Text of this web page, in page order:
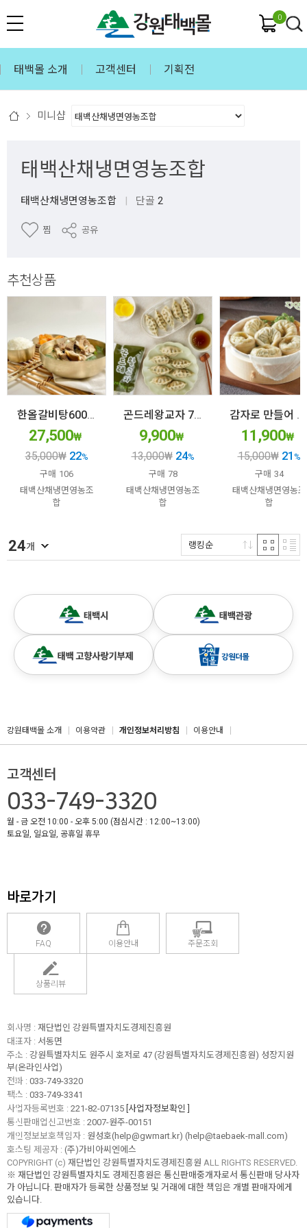
0
태백몰 소개 고객센터 기획전
미니샵
태백산채냉면영농조합
태백산채냉면영농조합 | 단골 2
찜 공유
추천상품
한올갈비탕600g*5팩
27,500₩
35,000₩ 22%
구매 106
태백산채냉면영농조
합
곤드레왕교자 700g
9,900₩
13,000₩ 24%
구매 78
태백산채냉면영농조
합
감자로 만들어 더욱 쫄깃하고 왕 큰 감자왕만두
11,900₩
15,000₩ 21 %
구매 34
태백산채냉면영농조
합
24개 랭킹순
강원태백몰 소개 이용약관 개인정보처리방침 이용안내
고객센터
033-749-3320
월 - 금 오전 10:00 - 오후 5:00 (점심시간 : 12:00~13:00)
토요일, 일요일, 공휴일 휴무
바로가기
FAQ 이용안내 주문조회
상품리뷰
회사명 : 재단법인 강원특별자치도경제진흥원
대표자 : 서동면
주소 : 강원특별자치도 원주시 호저로 47 (강원특별자치도경제진흥원) 성장지원
부(온라인사업)
전화 : 033-749-3320
팩스 : 033-749-3341
사업자등록번호 : 221-82-07135 [사업자정보확인 ]
통신판매업신고번호 : 2007-원주-00151
개인정보보호책임자 : 원성호(help@gwmart.kr) (help@taebaek-mall.com)
호스팅 제공자 : (주)가비아씨엔에스
COPYRIGHT (c) 재단법인 강원특별자치도경제진흥원 ALL RIGHTS RESERVED.
※ 재단법인 강원특별자치도 경제진흥원은 통신판매중개자로서 통신판매 당사자
가 아닙니다. 판매자가 등록한 상품정보 및 거래에 대한 책임은 개별 판매자에게
있습니다.